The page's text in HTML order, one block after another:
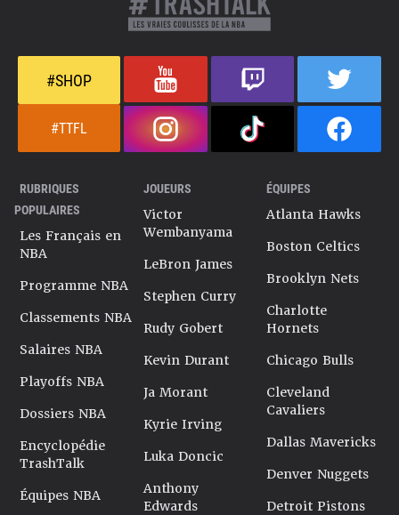
#SHOP
#TTFL
RUBRIQUES
POPULAIRES
Les Français en
NBA
Programme NBA
Classements NBA
Salaires NBA
Playoffs NBA
Dossiers NBA
Encyclopédie
TrashTalk
Équipes NBA
JOUEURS
Victor
Wembanyama
LeBron James
Stephen Curry
Rudy Gobert
Kevin Durant
Ja Morant
Kyrie Irving
Luka Doncic
Anthony
Edwards
ÉQUIPES
Atlanta Hawks
Boston Celtics
Brooklyn Nets
Charlotte
Hornets
Chicago Bulls
Cleveland
Cavaliers
Dallas Mavericks
Denver Nuggets
Detroit Pistons